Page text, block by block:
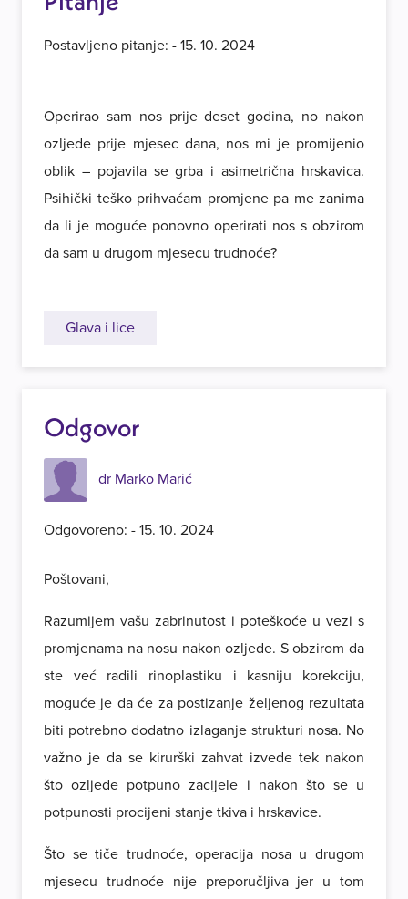
Postavljeno pitanje: - 15. 10. 2024
Operirao sam nos prije deset godina, no nakon
ozljede prije mjesec dana, nos mi je promijenio
oblik – pojavila se grba i asimetrična hrskavica.
Psihički teško prihvaćam promjene pa me zanima
da li je moguće ponovno operirati nos s obzirom
da sam u drugom mjesecu trudnoće?
Glava i lice
Odgovor
dr Marko Marić
Odgovoreno: - 15. 10. 2024
Poštovani,
Razumijem vašu zabrinutost i poteškoće u vezi s
promjenama na nosu nakon ozljede. S obzirom da
ste već radili rinoplastiku i kasniju korekciju,
moguće je da će za postizanje željenog rezultata
biti potrebno dodatno izlaganje strukturi nosa. No
važno je da se kirurški zahvat izvede tek nakon
što ozljede potpuno zacijele i nakon što se u
potpunosti procijeni stanje tkiva i hrskavice.
Što se tiče trudnoće, operacija nosa u drugom
mjesecu trudnoće nije preporučljiva jer u tom